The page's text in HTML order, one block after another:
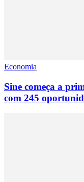
Economia
Sine começa a
com 245